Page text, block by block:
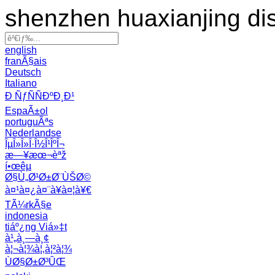
shenzhen huaxianjing
english
franÃ§ais
Deutsch
Italiano
Ð ÑƒÑÑÐºÐ¸Ð¹
EspaÃ±ol
portuguÃªs
Nederlandse
ÎµÎ»Î»Î·Î½Î¹ÎºÎ¬
æ—¥æœ¬èªž
í•œêµ­
Ø§Ù„Ø¹Ø±Ø¨ÙŠØ©
à¤¹à¤¿à¤¨à¥à¤¦à¥€
TÃ¼rkÃ§e
indonesia
tiáº¿ng Viá»‡t
à¹„à¸—à¸¢
à¦¬à¦¾à¦‚à¦²à¦¾
ÙØ§Ø±Ø³ÛŒ